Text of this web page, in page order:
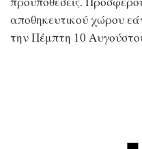
αποθηκευτικού χώρου
την Πέμπτη 10